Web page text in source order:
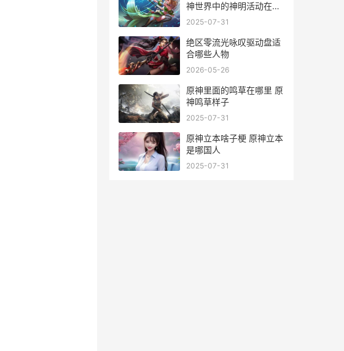
神世界中的神明活动在线
观看
2025-07-31
绝区零流光咏叹驱动盘适
合哪些人物
2026-05-26
原神里面的鸣草在哪里 原
神鸣草样子
2025-07-31
原神立本啥子梗 原神立本
是哪国人
2025-07-31